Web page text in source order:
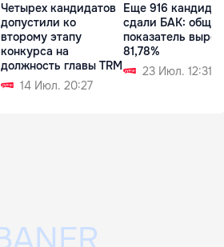
Четырех кандидатов
допустили ко
второму этапу
конкурса на
должность главы TRM
14 Июл. 20:27
Еще 916
сдали БАК:
показатель
81,78%
23 Июл. 12:31